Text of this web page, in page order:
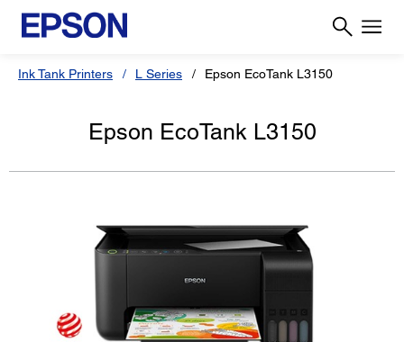
Ink Tank Printers L Series Epson EcoTank L3150
Epson EcoTank L3150